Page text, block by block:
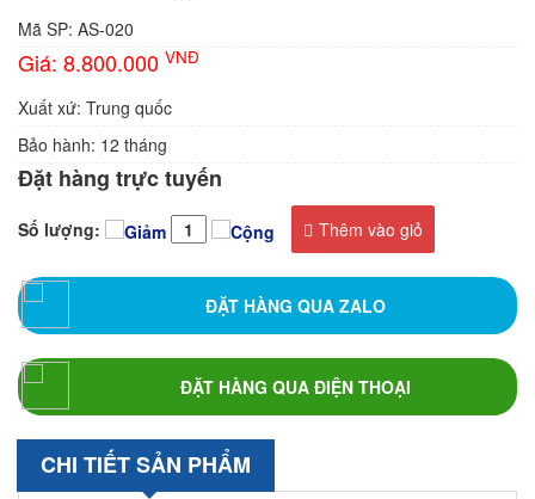
Mã SP: AS-020
Giá: 8.800.000 VNĐ
Xuất xứ: Trung quốc
Bảo hành: 12 tháng
Đặt hàng trực tuyến
Số lượng: Thêm vào giỏ
ĐẶT HÀNG QUA ZALO
ĐẶT HÀNG QUA ĐIỆN THOẠI
CHI TIẾT SẢN PHẨM